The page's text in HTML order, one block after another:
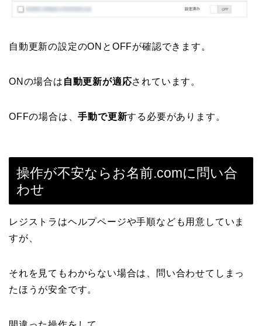
自動更新の設定のONとOFFが確認できます。
ONの場合は 自動更新が適応されています。
OFFの場合は、手動で更新する必要があります。
操作が不安ならお名前.comに問い合
わせ
レジストラはヘルプページや手順なども用意していま
すが、
それを見てもわからない場合は、問い合わせてしまっ
たほうが安全です。